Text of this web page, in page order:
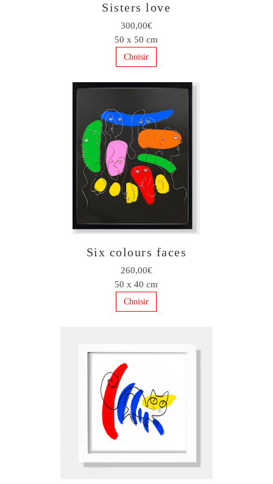
Sisters love
300,00€
50 x 50 cm
Choisir
Six colours faces
260,00€
50 x 40 cm
Choisir